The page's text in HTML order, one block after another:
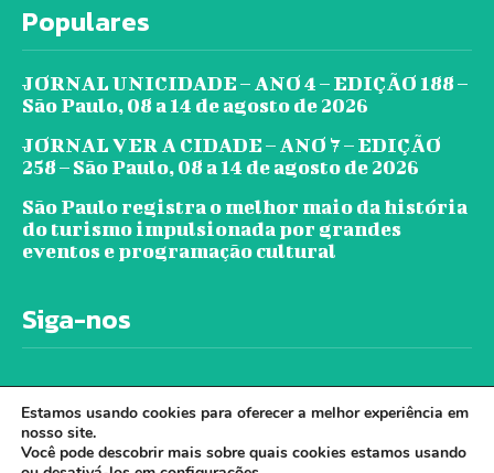
Populares
JORNAL UNICIDADE – ANO 4 – EDIÇÃO 188 –
São Paulo, 08 a 14 de agosto de 2026
JORNAL VER A CIDADE – ANO 7 – EDIÇÃO
258 – São Paulo, 08 a 14 de agosto de 2026
São Paulo registra o melhor maio da história
do turismo impulsionada por grandes
eventos e programação cultural
Siga-nos
Estamos usando cookies para oferecer a melhor experiência em
nosso site.
Você pode descobrir mais sobre quais cookies estamos usando